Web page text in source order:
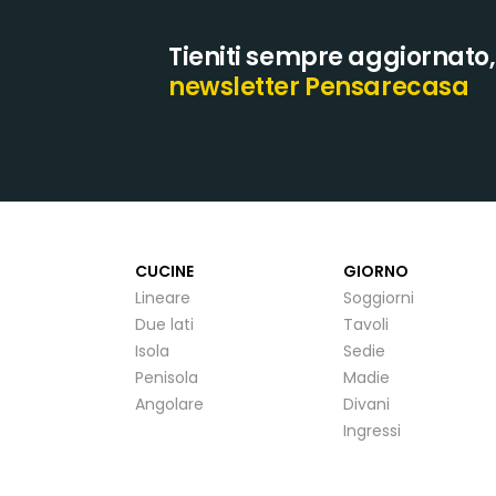
Tieniti sempre
newsletter Pensarecasa
CUCINE
Lineare
Due lati
Isola
Penisola
Angolare
GIORNO
Soggiorni
Tavoli
Sedie
Madie
Divani
Ingressi